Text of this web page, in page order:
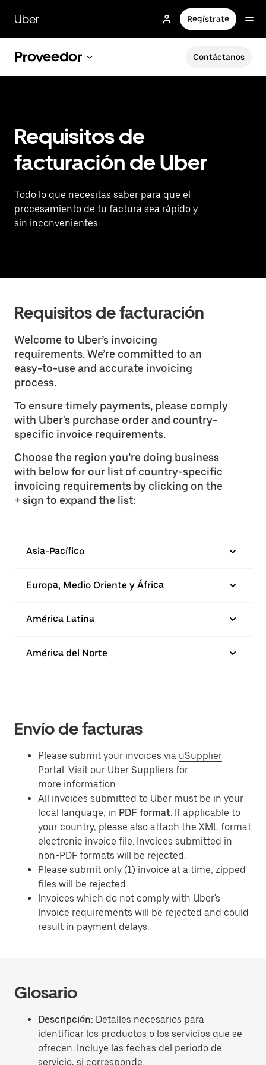
contenido
principal
Uber Regístrate
Proveedor Contáctanos
Requisitos de
facturación de Uber
Todo lo que necesitas saber para que el
procesamiento de tu factura sea rápido y
sin inconvenientes.
Requisitos de facturación
Welcome to Uber’s invoicing
requirements. We’re committed to an
easy-to-use and accurate invoicing
process.
To ensure timely payments, please comply
with Uber's purchase order and country-
specific invoice requirements.
Choose the region you’re doing business
with below for our list of country-specific
invoicing requirements by clicking on the
+ sign to expand the list:
Asia-Pacífico
Europa, Medio Oriente y África
América Latina
América del Norte
Envío de facturas
Please submit your invoices via uSupplier
Portal. Visit our Uber Suppliers for
more information.
All invoices submitted to Uber must be in your
local language, in PDF format. If applicable to
your country, please also attach the XML format
electronic invoice file. Invoices submitted in
non-PDF formats will be rejected.
Please submit only (1) invoice at a time, zipped
files will be rejected.
Invoices which do not comply with Uber's
Invoice requirements will be rejected and could
result in payment delays.
Glosario
Descripción: Detalles necesarios para
identificar los productos o los servicios que se
ofrecen. Incluye las fechas del periodo de
servicio, si corresponde.